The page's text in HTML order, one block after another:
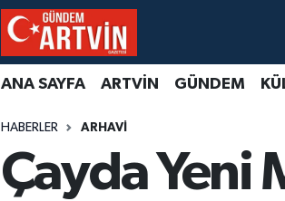
ANA SAYFA ARTVİN GÜNDEM
HABERLER ARHAVİ
Çayda Yeni